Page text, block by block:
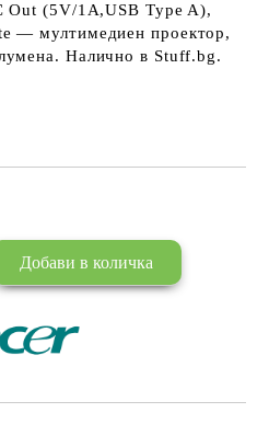
(5V/1A,USB Type A),
— мултимедиен проектор,
Налично в Stuff.bg.